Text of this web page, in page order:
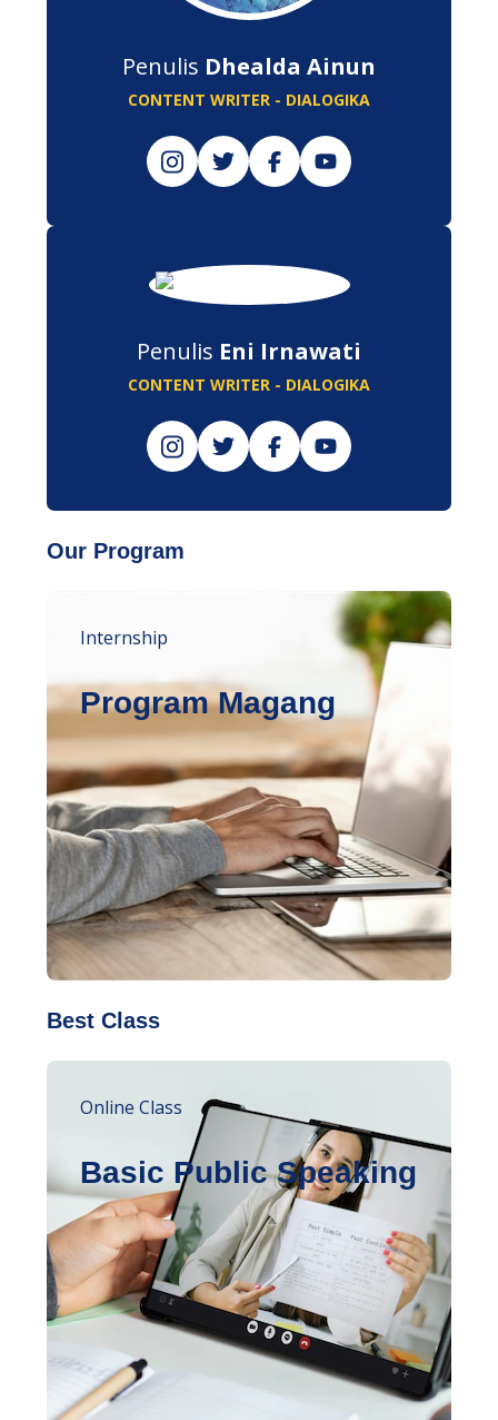
Penulis Dhealda Ainun
CONTENT WRITER - DIALOGIKA
Penulis Eni Irnawati
CONTENT WRITER - DIALOGIKA
Our Program
Internship
Program Magang
Best Class
Online Class
Basic Public Speaking